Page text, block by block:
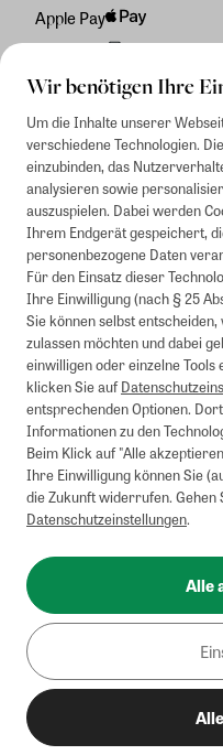
Wir benötigen Ihre
Um die Inhalte unserer
verschiedene Technologien.
einzubinden, das
analysieren sowie
auszuspielen. Dabei werden
Ihrem Endgerät gespeichert,
personenbezogene Daten
Für den Einsatz dieser
Ihre Einwilligung (nach § 25
Sie können selbst
zulassen möchten und dabei
einwilligen oder einzelne
klicken Sie auf
entsprechenden Optionen.
Informationen zu den
Beim Klick auf "Alle
Ihre Einwilligung können Sie
die Zukunft widerrufen. Gehen
Datenschutzeinstellungen.
Alle
Apple Pay
Rechnung